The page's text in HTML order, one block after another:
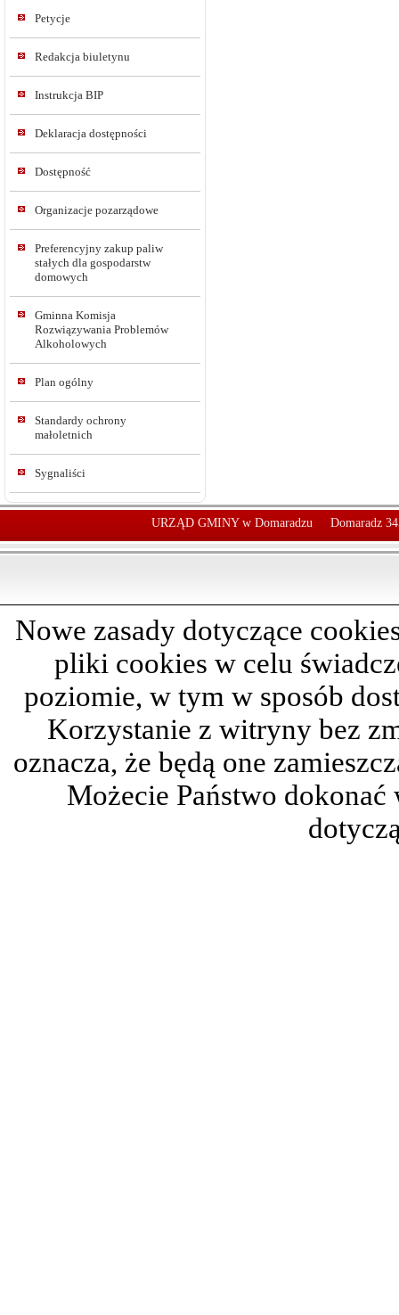
Petycje
Redakcja biuletynu
Instrukcja BIP
Deklaracja dostępności
Dostępność
Organizacje pozarządowe
Preferencyjny zakup paliw
stałych dla gospodarstw
domowych
Gminna Komisja
Rozwiązywania Problemów
Alkoholowych
Plan ogólny
Standardy ochrony
małoletnich
Sygnaliści
URZĄD GMINY w Domaradzu Domaradz
Nowe zasady dotyczące
pliki cookies w celu
poziomie, w tym w sposób
Korzystanie z witryny bez
oznacza, że będą one
Możecie Państwo